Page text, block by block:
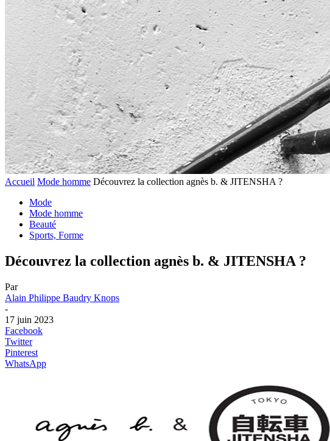
Accueil Mode homme Découvrez la collection agnès b. & JITENSHA ?
Mode
Mode homme
Beauté
Sports, Forme
Découvrez la collection agnès b. & JITENSHA ?
Par
Alain Philippe Baudry Knops
-
17 juin 2023
Facebook
Twitter
Pinterest
WhatsApp